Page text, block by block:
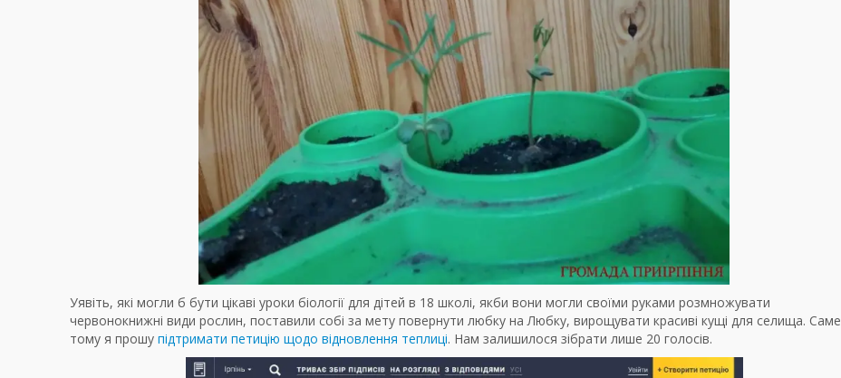
Уявіть, які могли б бути цікаві уроки біології для дітей в 18 школі, якби вони могли своїми руками розмножувати
червонокнижні види рослин, поставили собі за мету повернути любку на Любку, вирощувати красиві кущі для селища. Саме
тому я прошу підтримати петицію щодо відновлення теплиці. Нам залишилося зібрати лише 20 голосів.